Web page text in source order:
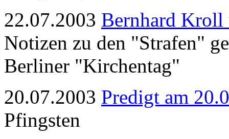
22.07.2003 Bernhard Kroll
Notizen zu den "Strafen"
Berliner "Kirchentag"
20.07.2003 Predigt am
Pfingsten